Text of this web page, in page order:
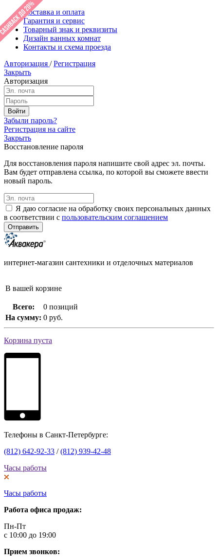
Доставка и оплата
Гарантия и сервис
Товарный знак и реквизиты
Дизайн ванных комнат
Контакты и схема проезда
Авторизация / Регистрация
Закрыть
Авторизация
Забыли пароль?
Регистрация на сайте
Закрыть
Восстановление пароля
Для восстановления пароля напишите свой адрес эл. почты.
Вам будет отправлена ссылка, по которой вы сможете ввести
новый пароль.
Я даю согласие на обработку своих персональных данных
в соответствии с пользовательским соглашением
интернет-магазин сантехники и отделочных материалов
В вашей корзине
Всего:
0 позиций
На сумму: 0 руб.
Корзина пуста
Телефоны в Санкт-Петербурге:
(812) 642-92-33 /(812) 939-42-48
Часы работы
Часы работы
Работа офиса продаж:
Пн-Пт
с 10:00 до 19:00
Прием звонков: